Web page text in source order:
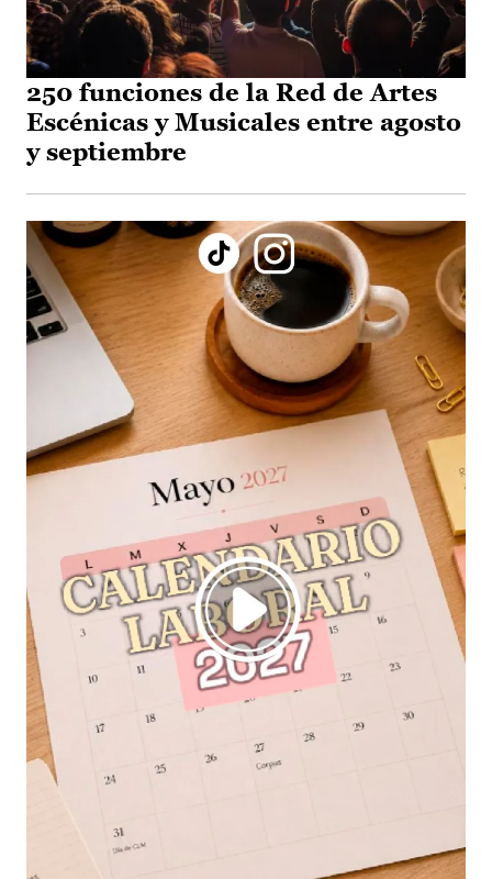
250 funciones de la Red de Artes
Escénicas y Musicales entre agosto
y septiembre